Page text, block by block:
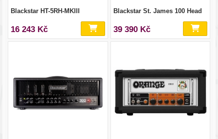
Blackstar HT-5RH-MKIII
16 243 Kč
Blackstar St. James 100 Head
39 390 Kč